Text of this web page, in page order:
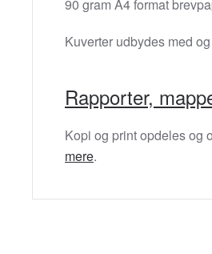
90 gram A4 format
Kuverter udbydes med
Rapporter,
Kopi og print opdeles og
mere.